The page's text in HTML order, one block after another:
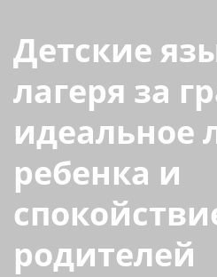
Детские
лагеря за
идеальное
ребенка и
родителей